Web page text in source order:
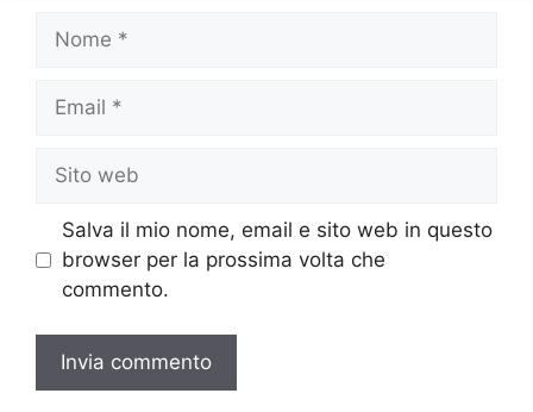
web
Salva il mio nome, email e sito web in questo
browser per la prossima volta che
commento.